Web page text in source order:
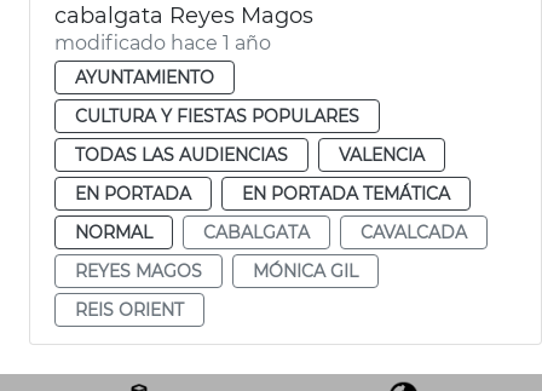
cabalgata Reyes Magos
modificado hace 1 año
AYUNTAMIENTO
CULTURA Y FIESTAS POPULARES
TODAS LAS AUDIENCIAS
VALENCIA
EN PORTADA
EN PORTADA TEMÁTICA
NORMAL
CABALGATA
CAVALCADA
REYES MAGOS
MÓNICA GIL
REIS ORIENT